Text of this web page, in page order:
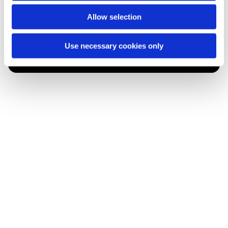
Allow selection
Use necessary cookies only
Du vil måske også kunne lide...